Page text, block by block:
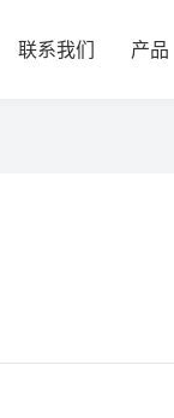
联系我们 产品